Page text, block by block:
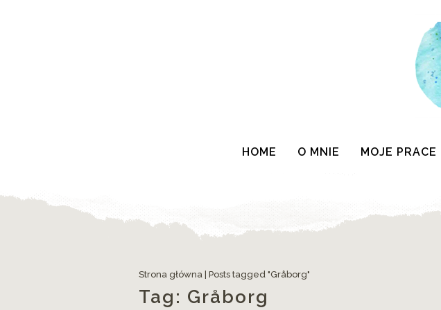
HOME O MNIE MOJE PRACE
Strona główna Posts tagged "Gråborg"
Tag: Gråborg